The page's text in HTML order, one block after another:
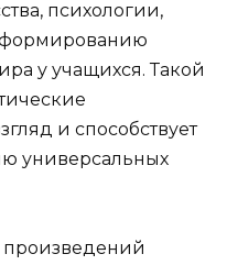
психологии,
формированию
у учащихся. Такой
и способствует
универсальных